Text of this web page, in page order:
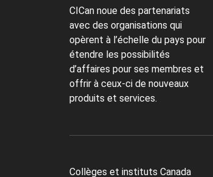
CICan noue des partenariats
avec des organisations qui
opèrent à l’échelle du pays pour
étendre les possibilités
d’affaires pour ses membres et
offrir à ceux-ci de nouveaux
produits et services.
Collèges et instituts Canada